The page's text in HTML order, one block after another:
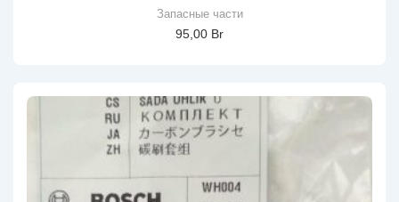
Запасные части
95,00 Br